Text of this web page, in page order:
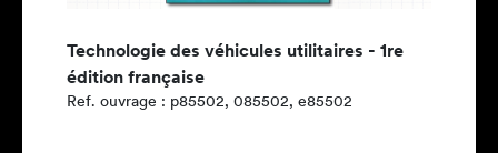
Technologie des véhicules utilitaires - 1re
édition française
Ref. ouvrage : p85502, 085502, e85502